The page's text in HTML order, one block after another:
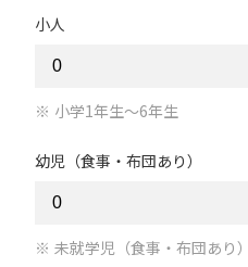
小人
小学1年生～6年生
幼児（食事・布団あり）
未就学児（食事・布団あり）